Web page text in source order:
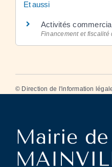
Et aussi
Activités
Financement et fiscalité
© Direction de l'information